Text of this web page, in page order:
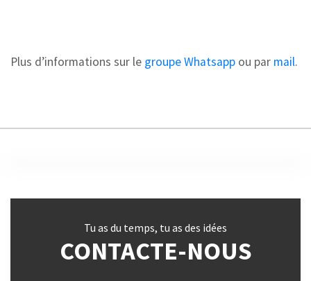
Plus d’informations sur le groupe Whatsapp ou par mail.
Tu as du temps, tu as des idées
CONTACTE-NOUS